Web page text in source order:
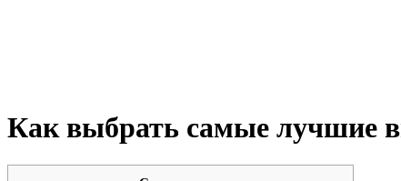
Как выбрать самые лучшие